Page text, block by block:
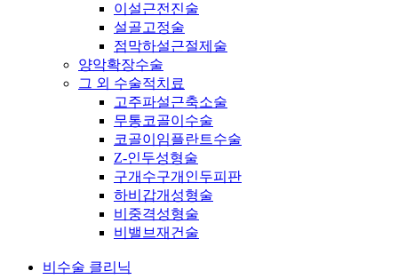
이설근전진술
설골고정술
점막하설근절제술
양악확장수술
그 외 수술적치료
고주파설근축소술
무통코골이수술
코골이임플란트수술
Z-인두성형술
구개수구개인두피판
하비갑개성형술
비중격성형술
비밸브재건술
비수술 클리닉